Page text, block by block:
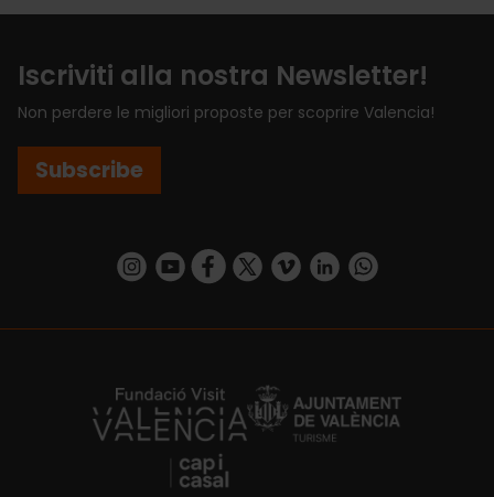
Iscriviti alla nostra Newsletter!
Non perdere le migliori proposte per scoprire Valencia!
Subscribe
https://www.instagram.com/visit_valencia/
https://www.youtube.com/user/
https://www.facebook.com/
https://twitter.com/VisitaValencia
https://vimeo.com/
https://www.linkedin.com/company/turismo-valencia/https://api.whatsapp.com/send/
https://fundacion.visitvalencia.com/